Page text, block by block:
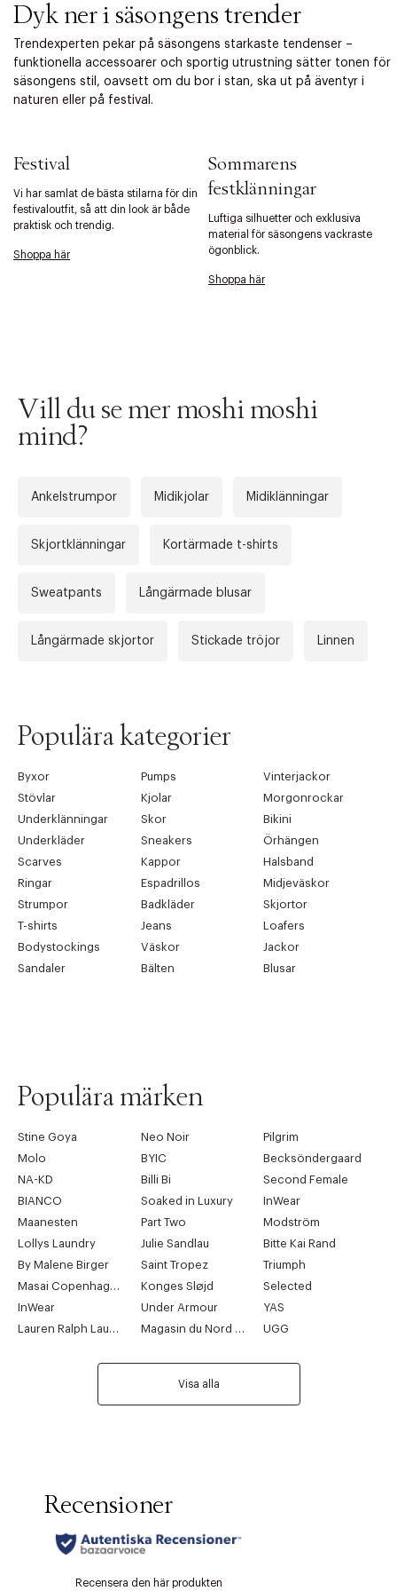
Dyk ner i säsongens trender
Trendexperten pekar på säsongens starkaste tendenser –
funktionella accessoarer och sportig utrustning sätter tonen för
säsongens stil, oavsett om du bor i stan, ska ut på äventyr i
naturen eller på festival.
Festival
Vi har samlat de bästa stilarna för din
festivaloutfit, så att din look är både
praktisk och trendig.
Shoppa här
Sommarens
festklänningar
Luftiga silhuetter och exklusiva
material för säsongens vackraste
ögonblick.
Shoppa här
Tidigare
Vill du se mer moshi moshi
mind?
Ankelstrumpor Midikjolar Midiklänningar
Skjortklänningar Kortärmade t-shirts
Sweatpants Långärmade blusar
Långärmade skjortor Stickade tröjor Linnen
Populära kategorier
Byxor Pumps
Vinterjackor
Stövlar
Kjolar
Morgonrockar
Underklänningar
Skor
Bikini
Underkläder
Sneakers
Örhängen
Scarves
Kappor
Halsband
Ringar
Espadrillos
Midjeväskor
Strumpor
Badkläder
Skjortor
T-shirts
Jeans
Loafers
Bodystockings
Väskor
Jackor
Sandaler
Bälten Blusar
Populära märken
Stine Goya Neo Noir
Pilgrim
Molo
BYIC
Becksöndergaard
NA-KD
Billi Bi
Second Female
BIANCO
Soaked in Luxury
InWear
Maanesten
Part Two
Modström
Lollys Laundry
Julie Sandlau
Bitte Kai Rand
By Malene Birger
Saint Tropez
Triumph
Masai Copenhagen
Konges Sløjd
Selected
InWear
Under Armour
YAS
Lauren Ralph Lauren
Magasin du Nord Collection UGG
Visa alla